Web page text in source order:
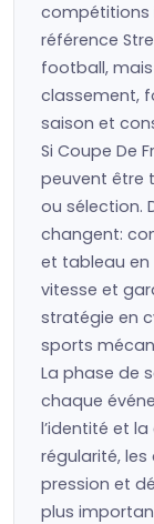
compétitions
référence
football, mais
classement,
saison et
Si Coupe De
peuvent être
ou sélection.
changent:
et tableau en
vitesse et
stratégie en
sports
La phase de
chaque
l’identité et
régularité,
pression et
plus